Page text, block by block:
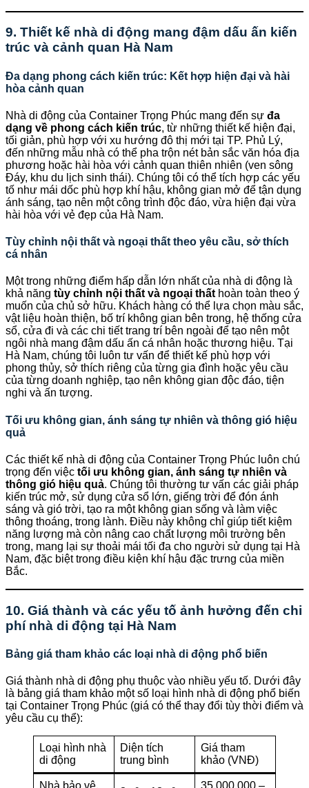
9. Thiết kế nhà di động mang đậm dấu ấn kiến
trúc và cảnh quan Hà Nam
Đa dạng phong cách kiến trúc: Kết hợp hiện đại và hài
hòa cảnh quan
Nhà di động của Container Trọng Phúc mang đến sự đa
dạng về phong cách kiến trúc, từ những thiết kế hiện đại,
tối giản, phù hợp với xu hướng đô thị mới tại TP. Phủ Lý,
đến những mẫu nhà có thể pha trộn nét bản sắc văn hóa địa
phương hoặc hài hòa với cảnh quan thiên nhiên (ven sông
Đáy, khu du lịch sinh thái). Chúng tôi có thể tích hợp các yếu
tố như mái dốc phù hợp khí hậu, không gian mở để tận dụng
ánh sáng, tạo nên một công trình độc đáo, vừa hiện đại vừa
hài hòa với vẻ đẹp của Hà Nam.
Tùy chỉnh nội thất và ngoại thất theo yêu cầu, sở thích
cá nhân
Một trong những điểm hấp dẫn lớn nhất của nhà di động là
khả năng tùy chỉnh nội thất và ngoại thất hoàn toàn theo ý
muốn của chủ sở hữu. Khách hàng có thể lựa chọn màu sắc,
vật liệu hoàn thiện, bố trí không gian bên trong, hệ thống cửa
sổ, cửa đi và các chi tiết trang trí bên ngoài để tạo nên một
ngôi nhà mang đậm dấu ấn cá nhân hoặc thương hiệu. Tại
Hà Nam, chúng tôi luôn tư vấn để thiết kế phù hợp với
phong thủy, sở thích riêng của từng gia đình hoặc yêu cầu
của từng doanh nghiệp, tạo nên không gian độc đáo, tiện
nghi và ấn tượng.
Tối ưu không gian, ánh sáng tự nhiên và thông gió hiệu
quả
Các thiết kế nhà di động của Container Trọng Phúc luôn chú
trọng đến việc tối ưu không gian, ánh sáng tự nhiên và
thông gió hiệu quả. Chúng tôi thường tư vấn các giải pháp
kiến trúc mở, sử dụng cửa sổ lớn, giếng trời để đón ánh
sáng và gió trời, tạo ra một không gian sống và làm việc
thông thoáng, trong lành. Điều này không chỉ giúp tiết kiệm
năng lượng mà còn nâng cao chất lượng môi trường bên
trong, mang lại sự thoải mái tối đa cho người sử dụng tại Hà
Nam, đặc biệt trong điều kiện khí hậu đặc trưng của miền
Bắc.
10. Giá thành và các yếu tố ảnh hưởng đến chi
phí nhà di động tại Hà Nam
Bảng giá tham khảo các loại nhà di động phổ biến
Giá thành nhà di động phụ thuộc vào nhiều yếu tố. Dưới đây
là bảng giá tham khảo một số loại hình nhà di động phổ biến
tại Container Trọng Phúc (giá có thể thay đổi tùy thời điểm và
yêu cầu cụ thể):
Loại hình nhà
di động
Diện tích
trung bình
Giá tham
khảo (VNĐ)
Nhà bảo vệ,
35.000.000 –